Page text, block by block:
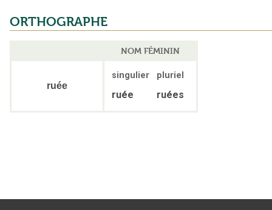
ORTHOGRAPHE
NOM FÉMININ
ruée
singulier pluriel
ruée ruées